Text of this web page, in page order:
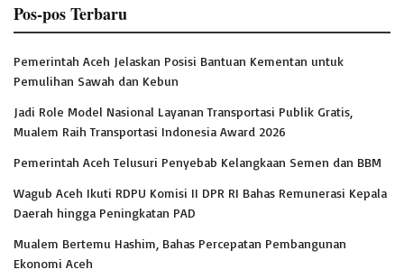
Pos-pos Terbaru
Pemerintah Aceh Jelaskan Posisi Bantuan Kementan untuk
Pemulihan Sawah dan Kebun
Jadi Role Model Nasional Layanan Transportasi Publik Gratis,
Mualem Raih Transportasi Indonesia Award 2026
Pemerintah Aceh Telusuri Penyebab Kelangkaan Semen dan BBM
Wagub Aceh Ikuti RDPU Komisi II DPR RI Bahas Remunerasi Kepala
Daerah hingga Peningkatan PAD
Mualem Bertemu Hashim, Bahas Percepatan Pembangunan
Ekonomi Aceh